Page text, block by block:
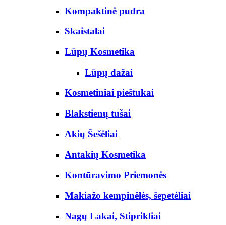
Kompaktinė pudra
Skaistalai
Lūpų Kosmetika
Lūpų dažai
Kosmetiniai pieštukai
Blakstienų tušai
Akių Šešėliai
Antakių Kosmetika
Kontūravimo Priemonės
Makiažo kempinėlės, šepetėliai
Nagų Lakai, Stiprikliai